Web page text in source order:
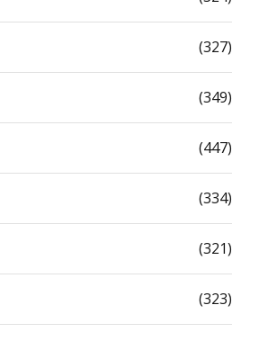
(327)
(349)
(447)
(334)
(321)
(323)